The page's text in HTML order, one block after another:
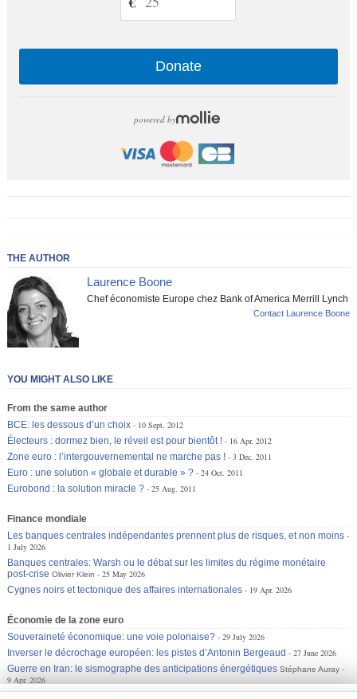
Donate
powered by
THE AUTHOR
Laurence Boone
Chef économiste Europe chez Bank of America Merrill Lynch
Contact Laurence Boone
YOU MIGHT ALSO LIKE
From the same author
BCE: les dessous d’un choix
10 Sept. 2012
Électeurs : dormez bien, le réveil est pour bientôt !
16 Apr. 2012
Zone euro : l’intergouvernemental ne marche pas !
3 Dec. 2011
Euro : une solution « globale et durable » ?
24 Oct. 2011
Eurobond : la solution miracle ?
25 Aug. 2011
Finance mondiale
Les banques centrales indépendantes prennent plus de risques, et non moins
1 July 2026
Banques centrales: Warsh ou le débat sur les limites du régime monétaire
post-crise Olivier Klein
25 May 2026
Cygnes noirs et tectonique des affaires internationales
19 Apr. 2026
Économie de la zone euro
Souveraineté économique: une voie polonaise?
29 July 2026
Inverser le décrochage européen: les pistes d’Antonin Bergeaud
27 June 2026
Guerre en Iran: le sismographe des anticipations énergétiques Stéphane Auray
9 Apr. 2026